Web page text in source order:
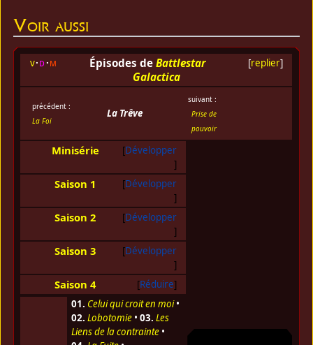
Voir aussi
[replier]
v d m Épisodes de Battlestar
Galactica
précédent :
La Foi
La Trêve
suivant :
Prise de
pouvoir
Développer
Minisérie
Développer
Saison 1
Développer
Saison 2
Développer
Saison 3
Réduire
Saison 4
01. Celui qui croit en moi•
02. Lobotomie• 03. Les
Liens de la contrainte•